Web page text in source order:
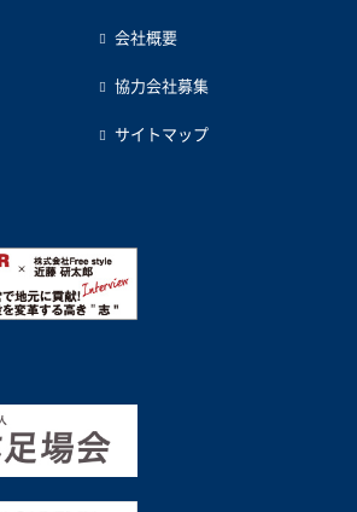
会社概要
協力会社募集
サイトマップ